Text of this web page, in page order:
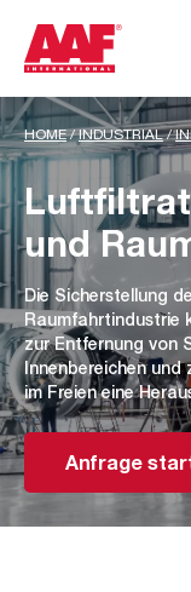
HOME/INDUSTRIAL/
und
Die Sicherstellung
Raumfahrtindustrie
zur Entfernung von
Innenbereichen und
im Freien eine
Anfrage